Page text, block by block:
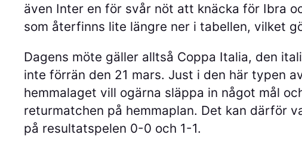
även Inter en för svår nöt att knäcka för Ibra
som återfinns lite längre ner i tabellen, vilket
Dagens möte gäller alltså Coppa Italia, den
inte förrän den 21 mars. Just i den här typen
hemmalaget vill ogärna släppa in något mål
returmatchen på hemmaplan. Det kan därför
på resultatspelen 0-0 och 1-1.